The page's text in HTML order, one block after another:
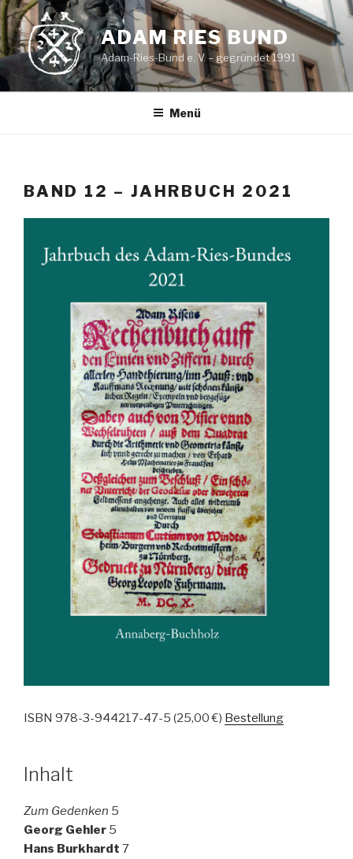
Zum
Inhalt
springen
ADAM RIES BUND
Adam-Ries-Bund e. V. – gegründet 1991
Menü
BAND 12 – JAHRBUCH 2021
ISBN 978-3-944217-47-5 (25,00 €) Bestellung
Inhalt
Zum Gedenken 5
Georg Gehler 5
Hans Burkhardt 7